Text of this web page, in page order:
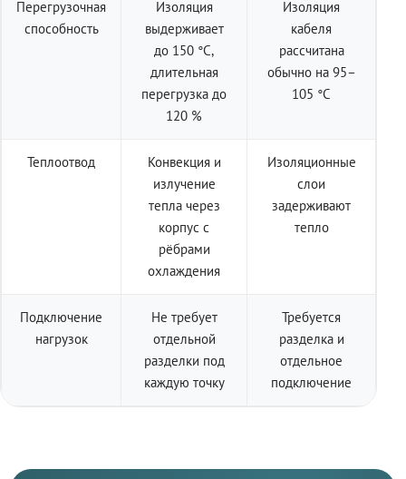
Перегрузочная
способность
Изоляция
выдерживает
до 150 °C,
длительная
перегрузка до
120 %
Изоляция
кабеля
рассчитана
обычно на 95–
105 °C
Теплоотвод
Конвекция и
излучение
тепла через
корпус с
рёбрами
охлаждения
Изоляционные
слои
задерживают
тепло
Подключение
нагрузок
Не требует
отдельной
разделки под
каждую точку
Требуется
разделка и
отдельное
подключение